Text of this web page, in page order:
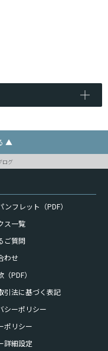
▲
ログ
ンフレット（PDF）
ス一覧
ご質問
わせ
PDF）
引法に基づく表記
シーポリシー
ポリシー
詳細設定